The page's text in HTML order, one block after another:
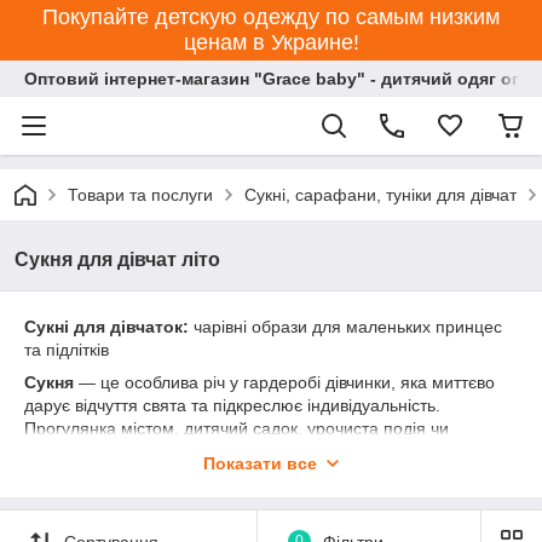
Покупайте детскую одежду по самым низким
ценам в Украине!
Оптовий інтернет-магазин "Grace baby" - дитячий одяг
Товари та послуги Сукні, сарафани, туніки для дівчат
Сукня для дівчат літо
Сукні для дівчаток: чарівні образи для маленьких принцес
та підлітків
Сукня — це особлива річ у гардеробі дівчинки, яка миттєво
дарує відчуття свята та підкреслює індивідуальність.
Прогулянка містом, дитячий садок, урочиста подія чи
ідеальний варіант для будь-якого моменту. Ми поєднали
Показати все